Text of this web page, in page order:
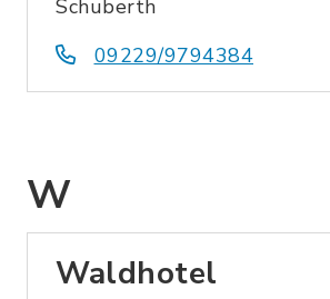
Schuberth
09229/9794384
W
Waldhotel